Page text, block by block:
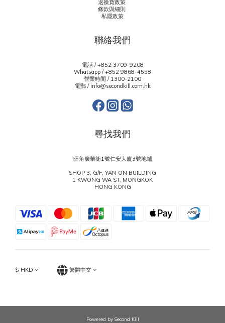
退換貨政策
條款與細則
私隱政策
聯絡我們
電話 / +852 3709-9208
Whatsapp /+852 9868-4558
營業時間 / 1300-2100
電郵 / info@secondkill.com.hk
尋找我們
旺角廣華街1號仁安大廈3號地鋪
SHOP 3, G/F, YAN ON BUILDING
1 KWONG WA ST, MONGKOK
HONG KONG
$ HKD 繁體中文
Powered by Second Kill